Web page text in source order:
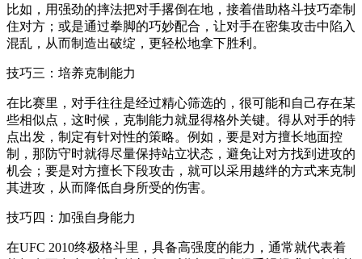
比如，用强劲的摔法把对手撂倒在地，接着借助格斗技巧牵制
住对方；或是通过拳脚的巧妙配合，让对手在密集攻击中陷入
混乱，从而制造出破绽，更轻松地拿下胜利。
技巧三：培养克制能力
在比赛里，对手往往是经过精心筛选的，很可能和自己存在某
些相似点，这时候，克制能力就显得格外关键。得从对手的特
点出发，制定有针对性的策略。例如，要是对方擅长地面控
制，那防守时就得尽量保持站立状态，避免让对方找到进攻的
机会；要是对方擅长下段攻击，就可以采用越绊的方式来克制
其进攻，从而降低自身所受的伤害。
技巧四：加强自身能力
在UFC 2010终极格斗里，具备高强度的能力，通常就代表着